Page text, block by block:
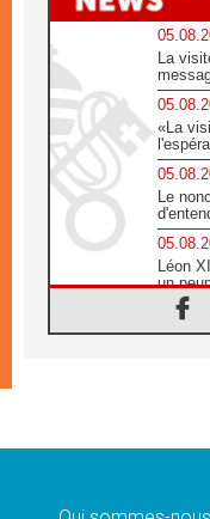
La
«La
Le
Léon
un
en